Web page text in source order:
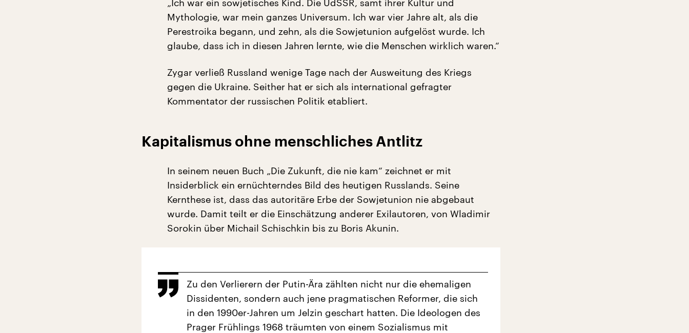
„Ich war ein sowjetisches Kind. Die UdSSR, samt ihrer Kultur und
Mythologie, war mein ganzes Universum. Ich war vier Jahre alt, als die
Perestroika begann, und zehn, als die Sowjetunion aufgelöst wurde. Ich
glaube, dass ich in diesen Jahren lernte, wie die Menschen wirklich waren.“
Zygar verließ Russland wenige Tage nach der Ausweitung des Kriegs
gegen die Ukraine. Seither hat er sich als international gefragter
Kommentator der russischen Politik etabliert.
Kapitalismus ohne menschliches Antlitz
In seinem neuen Buch „Die Zukunft, die nie kam“ zeichnet er mit
Insiderblick ein ernüchterndes Bild des heutigen Russlands. Seine
Kernthese ist, dass das autoritäre Erbe der Sowjetunion nie abgebaut
wurde. Damit teilt er die Einschätzung anderer Exilautoren, von Wladimir
Sorokin über Michail Schischkin bis zu Boris Akunin.
Zu den Verlierern der Putin-Ära zählten nicht nur die ehemaligen
Dissidenten, sondern auch jene pragmatischen Reformer, die sich
in den 1990er-Jahren um Jelzin geschart hatten. Die Ideologen des
Prager Frühlings 1968 träumten von einem Sozialismus mit